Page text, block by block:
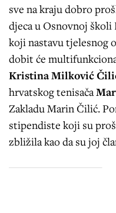
sve na kraju dobro
djeca u Osnovnoj školi
koji nastavu tjelesnog
dobit će
Kristina Milković
hrvatskog tenisača
Zakladu Marin Čilić.
stipendiste koji su
zbližila kao da su joj